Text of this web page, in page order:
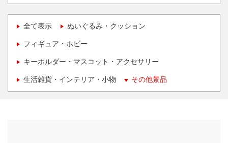
全て表示 ぬいぐるみ・クッション
フィギュア・ホビー
キーホルダー・マスコット・アクセサリー
生活雑貨・インテリア・小物 その他景品